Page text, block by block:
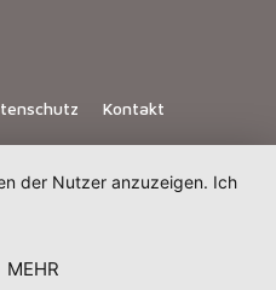
Kontakt
der Nutzer anzuzeigen. Ich
MEHR